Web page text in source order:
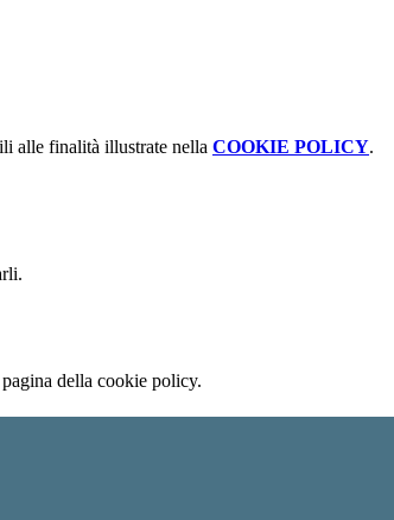
alle finalità illustrate nella COOKIE POLICY.
della cookie policy.